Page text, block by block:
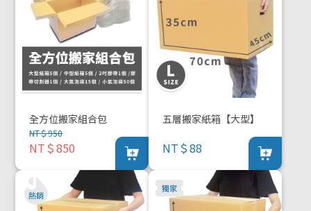
全方位搬家組合包
NT＄950
NT＄850
五層搬家紙箱【大型】
NT＄88